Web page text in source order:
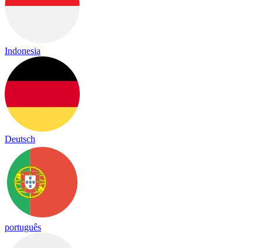
Indonesia
Deutsch
português